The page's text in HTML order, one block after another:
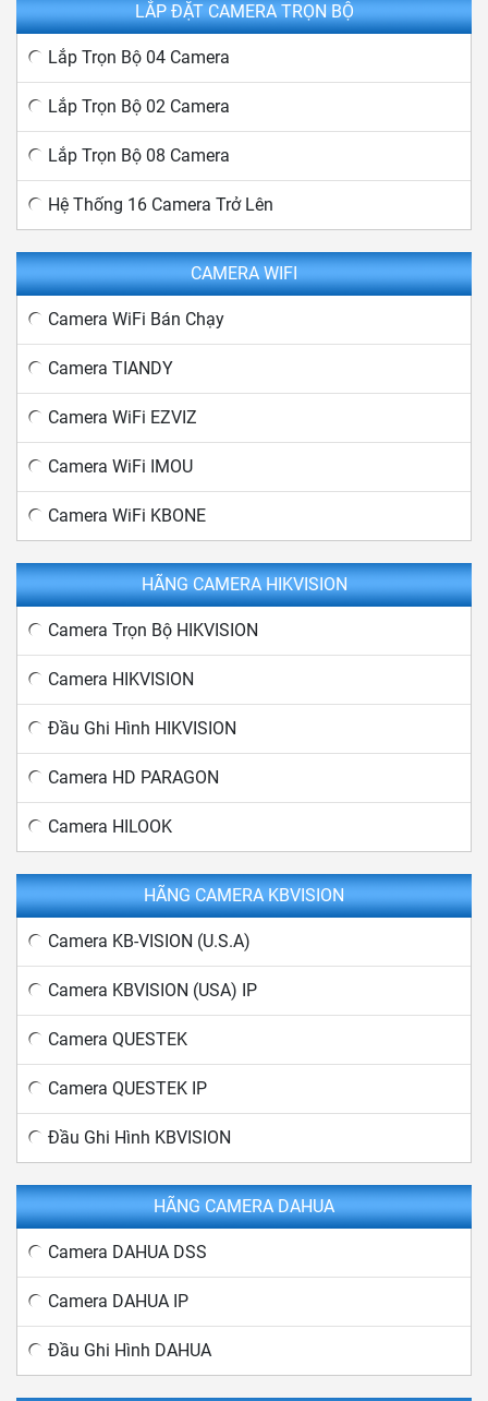
LẮP ĐẶT CAMERA TRỌN BỘ
Lắp Trọn Bộ 04 Camera
Lắp Trọn Bộ 02 Camera
Lắp Trọn Bộ 08 Camera
Hệ Thống 16 Camera Trở Lên
CAMERA WIFI
Camera WiFi Bán Chạy
Camera TIANDY
Camera WiFi EZVIZ
Camera WiFi IMOU
Camera WiFi KBONE
HÃNG CAMERA HIKVISION
Camera Trọn Bộ HIKVISION
Camera HIKVISION
Đầu Ghi Hình HIKVISION
Camera HD PARAGON
Camera HILOOK
HÃNG CAMERA KBVISION
Camera KB-VISION (U.S.A)
Camera KBVISION (USA) IP
Camera QUESTEK
Camera QUESTEK IP
Đầu Ghi Hình KBVISION
HÃNG CAMERA DAHUA
Camera DAHUA DSS
Camera DAHUA IP
Đầu Ghi Hình DAHUA